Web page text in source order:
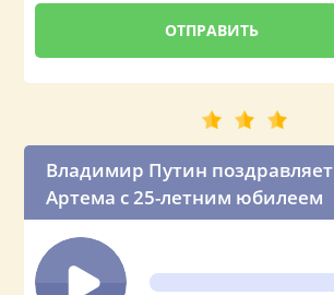
Владимир Путин поздравляет
Артема с 25-летним юбилеем